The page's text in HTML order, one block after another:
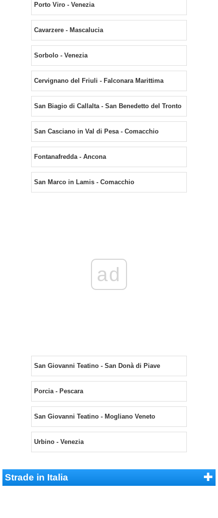
Porto Viro - Venezia
Cavarzere - Mascalucia
Sorbolo - Venezia
Cervignano del Friuli - Falconara Marittima
San Biagio di Callalta - San Benedetto del Tronto
San Casciano in Val di Pesa - Comacchio
Fontanafredda - Ancona
San Marco in Lamis - Comacchio
ad
San Giovanni Teatino - San Donà di Piave
Porcia - Pescara
San Giovanni Teatino - Mogliano Veneto
Urbino - Venezia
Strade in Italia